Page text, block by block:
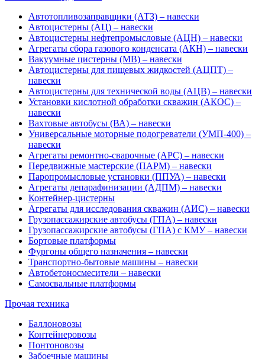
Автотопливозаправщики (АТЗ) – навески
Автоцистерны (АЦ) – навески
Автоцистерны нефтепромысловые (АЦН) – навески
Агрегаты сбора газового конденсата (АКН) – навески
Вакуумные цистерны (МВ) – навески
Автоцистерны для пищевых жидкостей (АЦПТ) –
навески
Автоцистерны для технической воды (АЦВ) – навески
Установки кислотной обработки скважин (АКОС) –
навески
Вахтовые автобусы (ВА) – навески
Универсальные моторные подогреватели (УМП-400) –
навески
Агрегаты ремонтно-сварочные (АРС) – навески
Передвижные мастерские (ПАРМ) – навески
Паропромысловые установки (ППУА) – навески
Агрегаты депарафинизации (АДПМ) – навески
Контейнер-цистерны
Агрегаты для исследования скважин (АИС) – навески
Грузопассажирские автобусы (ГПА) – навески
Грузопассажирские автобусы (ГПА) с КМУ – навески
Бортовые платформы
Фургоны общего назначения – навески
Транспортно-бытовые машины – навески
Автобетоносмесители – навески
Самосвальные платформы
Прочая техника
Баллоновозы
Контейнеровозы
Понтоновозы
Забоечные машины